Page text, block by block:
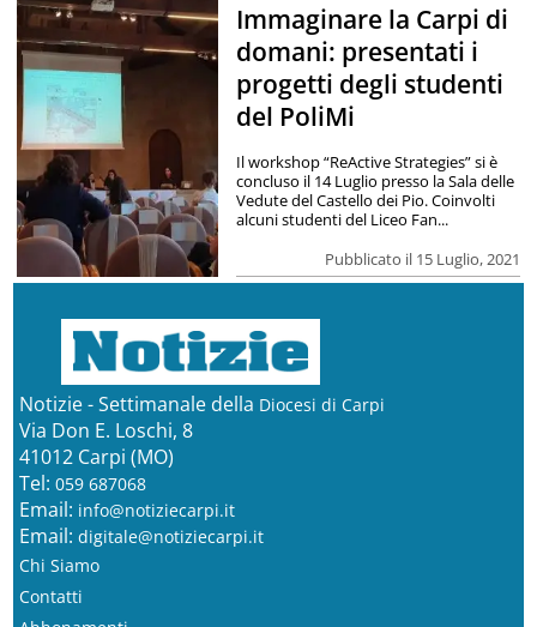
Immaginare la Carpi di
domani: presentati i
progetti degli studenti
del PoliMi
Pubblicato il 15 Luglio, 2021
Il workshop “ReActive Strategies” si è
concluso il 14 Luglio presso la Sala delle
Vedute del Castello dei Pio. Coinvolti
alcuni studenti del Liceo Fan...
Notizie - Settimanale della Diocesi di Carpi
Via Don E. Loschi, 8
41012 Carpi (MO)
Tel: 059 687068
Email: info@notiziecarpi.it
Email: digitale@notiziecarpi.it
Chi Siamo
Contatti